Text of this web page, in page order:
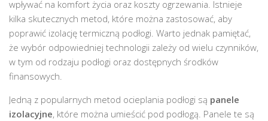
wpływać na komfort życia oraz koszty ogrzewania. Istnieje
kilka skutecznych metod, które można zastosować, aby
poprawić izolację termiczną podłogi. Warto jednak pamiętać,
że wybór odpowiedniej technologii zależy od wielu czynników,
w tym od rodzaju podłogi oraz dostępnych środków
finansowych.
Jedną z popularnych metod ocieplania podłogi są panele
izolacyjne, które można umieścić pod podłogą. Panele te są